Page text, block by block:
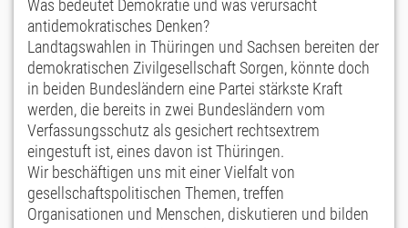
Was bedeutet Demokratie und was verursacht
antidemokratisches Denken?
Landtagswahlen in Thüringen und Sachsen bereiten der
demokratischen Zivilgesellschaft Sorgen, könnte doch
in beiden Bundesländern eine Partei stärkste Kraft
werden, die bereits in zwei Bundesländern vom
Verfassungsschutz als gesichert rechtsextrem
eingestuft ist, eines davon ist Thüringen.
Wir beschäftigen uns mit einer Vielfalt von
gesellschaftspolitischen Themen, treffen
Organisationen und Menschen, diskutieren und bilden